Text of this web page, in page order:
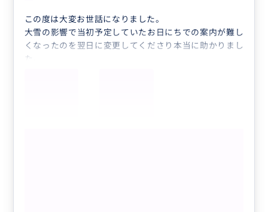
この度は大変お世話になりました。
大雪の影響で当初予定していたお日にちでの案内が難し
くなったのを翌日に変更してくださり本当に助かりまし
た。